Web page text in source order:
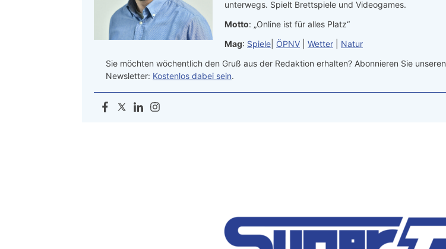
unterwegs. Spielt Brettspiele und Videogames.
Motto: „Online ist für alles Platz“
Mag: Spiele ÖPNV Wetter
Natur
Sie möchten wöchentlich den Gruß aus der Redaktion erhalten? Abonnieren Sie unseren
Newsletter: Kostenlos dabei sein.